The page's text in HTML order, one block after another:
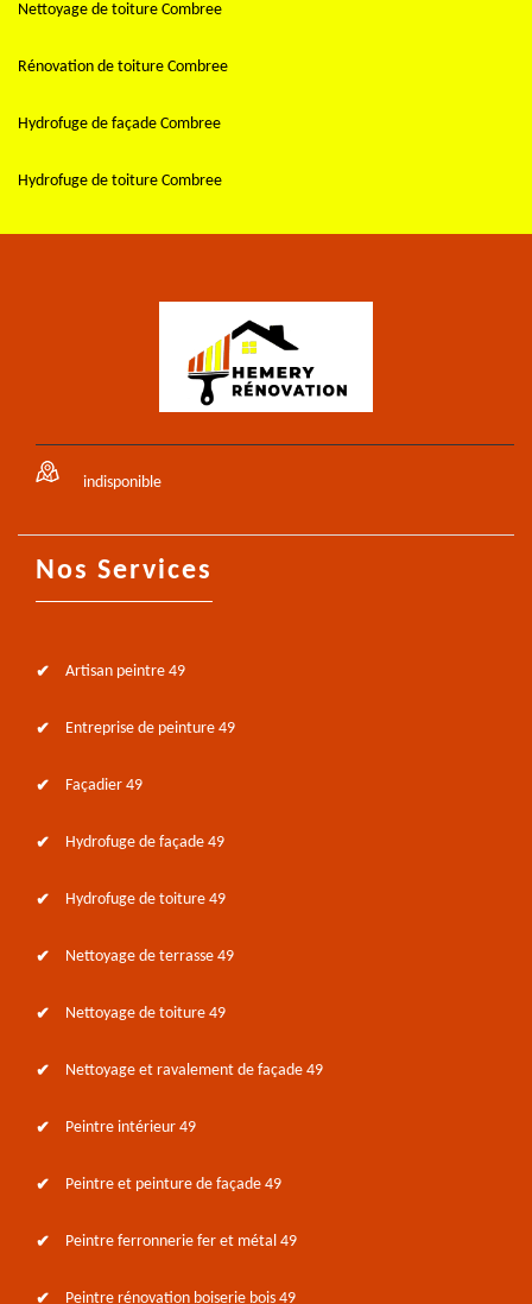
Nettoyage de toiture Combree
Rénovation de toiture Combree
Hydrofuge de façade Combree
Hydrofuge de toiture Combree
indisponible
Nos Services
Artisan peintre 49
Entreprise de peinture 49
Façadier 49
Hydrofuge de façade 49
Hydrofuge de toiture 49
Nettoyage de terrasse 49
Nettoyage de toiture 49
Nettoyage et ravalement de façade 49
Peintre intérieur 49
Peintre et peinture de façade 49
Peintre ferronnerie fer et métal 49
Peintre rénovation boiserie bois 49